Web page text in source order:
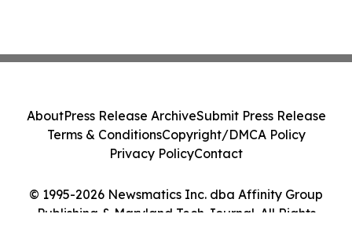
© 1995-2026 Newsmatics Inc. dba Affinity Group
Publishing & Maryland Tech Journal. All Rights
AboutPress Release ArchiveSubmit Press Release
Terms & ConditionsCopyright/DMCA Policy
Privacy PolicyContact